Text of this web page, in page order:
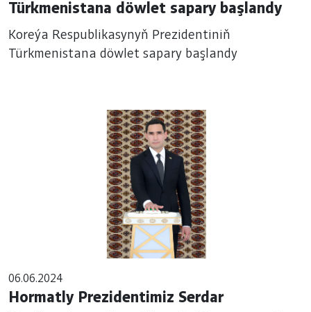
Türkmenistana döwlet sapary başlandy
Koreýa Respublikasynyň Prezidentiniň
Türkmenistana döwlet sapary başlandy
06.06.2024
Hormatly Prezidentimiz Serdar